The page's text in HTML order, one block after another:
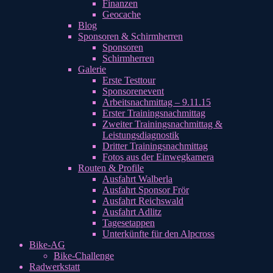
Finanzen
Geocache
Blog
Sponsoren & Schirmherren
Sponsoren
Schirmherren
Galerie
Erste Testtour
Sponsorenevent
Arbeitsnachmittag – 9.11.15
Erster Trainingsnachmittag
Zweiter Trainingsnachmittag &
Leistungsdiagnostik
Dritter Trainingsnachmittag
Fotos aus der Einwegkamera
Routen & Profile
Ausfahrt Walberla
Ausfahrt Sponsor Frör
Ausfahrt Reichswald
Ausfahrt Adlitz
Tagesetappen
Unterkünfte für den Alpcross
Bike-AG
Bike-Challenge
Radwerkstatt